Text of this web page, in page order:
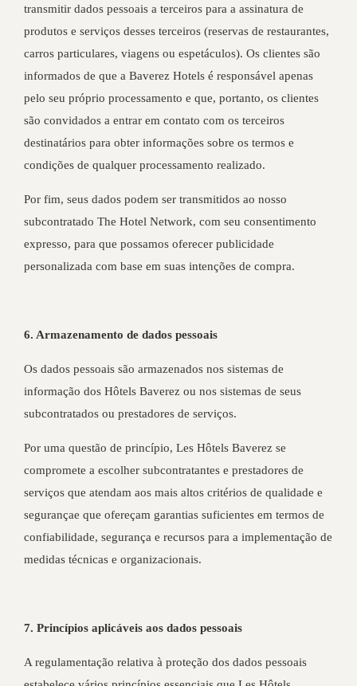
transmitir dados pessoais a terceiros para a assinatura de
produtos e serviços desses terceiros (reservas de restaurantes,
carros particulares, viagens ou espetáculos). Os clientes são
informados de que a Baverez Hotels é responsável apenas
pelo seu próprio processamento e que, portanto, os clientes
são convidados a entrar em contato com os terceiros
destinatários para obter informações sobre os termos e
condições de qualquer processamento realizado.
Por fim, seus dados podem ser transmitidos ao nosso
subcontratado The Hotel Network, com seu consentimento
expresso, para que possamos oferecer publicidade
personalizada com base em suas intenções de compra.
6. Armazenamento de dados pessoais
Os dados pessoais são armazenados nos sistemas de
informação dos Hôtels Baverez ou nos sistemas de seus
subcontratados ou prestadores de serviços.
Por uma questão de princípio, Les Hôtels Baverez se
compromete a escolher subcontratantes e prestadores de
serviços que atendam aos mais altos critérios de qualidade e
segurançae que ofereçam garantias suficientes em termos de
confiabilidade, segurança e recursos para a implementação de
medidas técnicas e organizacionais.
7. Princípios aplicáveis aos dados pessoais
A regulamentação relativa à proteção dos dados pessoais